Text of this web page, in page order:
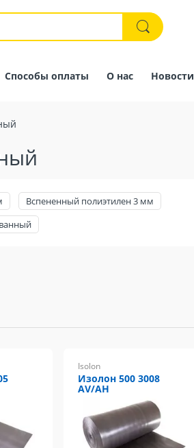
Способы оплаты О нас Новости
Вспененный полиэтилен 3 мм
Isolon
Изолон 500 3008
AV/AH